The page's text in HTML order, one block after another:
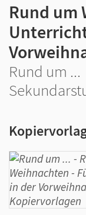
Rund um
Rund um ...